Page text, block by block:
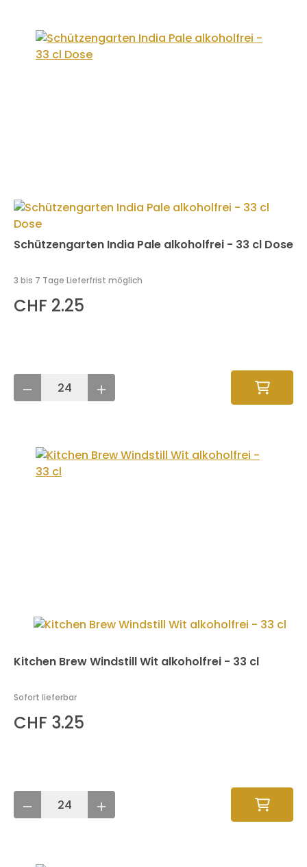
Schützengarten India Pale alkoholfrei - 33 cl Dose
3 bis 7 Tage Lieferfrist möglich
CHF 2.25
Kitchen Brew Windstill Wit alkoholfrei - 33 cl
Sofort lieferbar
CHF 3.25